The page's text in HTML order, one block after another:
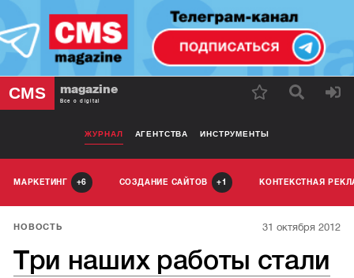
CMS magazine
Все о digital
ЖУРНАЛ АГЕНТСТВА ИНСТРУМЕНТЫ
МАРКЕТИНГ 6 СОЗДАНИЕ САЙТОВ 1 КОНТЕКСТНАЯ
НОВОСТЬ 31 октября 2012
Три наших работы стали